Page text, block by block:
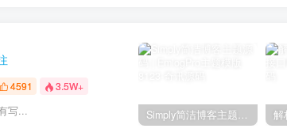
4591 3.5W+
写... Simply简洁博客主题源码 | EmlogPro主题模版8123